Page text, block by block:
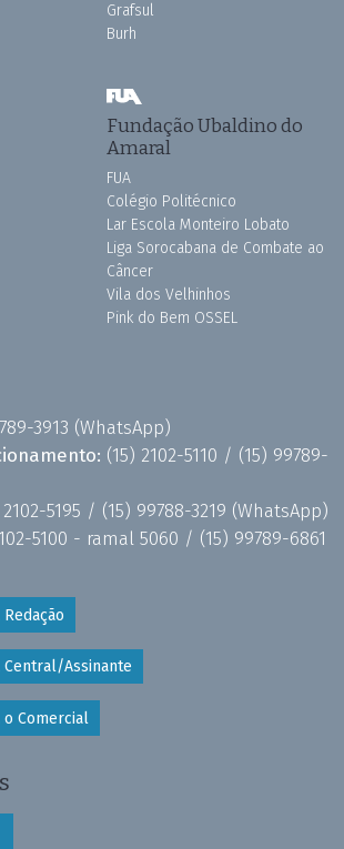
Grafsul
Burh
Fundação Ubaldino do
Amaral
FUA
Colégio Politécnico
Lar Escola Monteiro Lobato
Liga Sorocabana de Combate ao
Câncer
Vila dos Velhinhos
Pink do Bem OSSEL
3913 (WhatsApp)
(15) 2102-5110 / (15) 99789-
2102-5195 / (15) 99788-3219 (WhatsApp)
5100 - ramal 5060 / (15) 99789-6861
Assinante
Comercial